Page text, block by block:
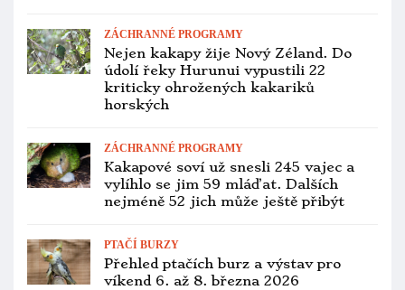
ZÁCHRANNÉ PROGRAMY
Nejen kakapy žije Nový Zéland. Do
údolí řeky Hurunui vypustili 22
kriticky ohrožených kakariků
horských
ZÁCHRANNÉ PROGRAMY
Kakapové soví už snesli 245 vajec a
vylíhlo se jim 59 mláďat. Dalších
nejméně 52 jich může ještě přibýt
PTAČÍ BURZY
Přehled ptačích burz a výstav pro
víkend 6. až 8. března 2026